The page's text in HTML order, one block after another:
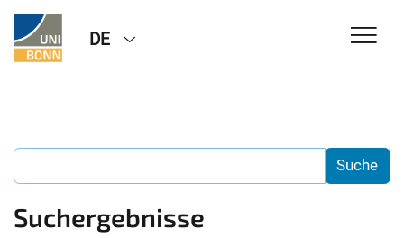
DE
Suchergebnisse